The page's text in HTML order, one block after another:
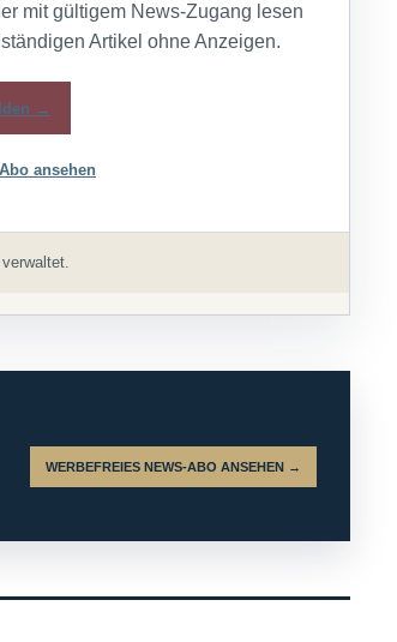
mit gültigem News-Zugang lesen
Artikel ohne Anzeigen.
→
ansehen
WERBEFREIES NEWS-ABO ANSEHEN →